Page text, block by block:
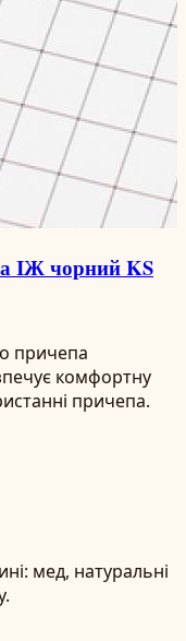
ІЖ чорний KS
причепа
комфортну
причепа.
мед, натуральні